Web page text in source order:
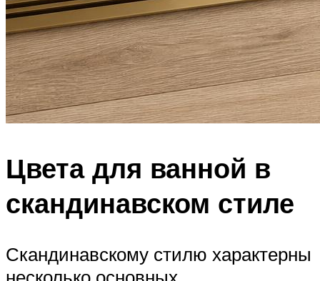
Цвета для ванной в
скандинавском стиле
Скандинавскому стилю характерны